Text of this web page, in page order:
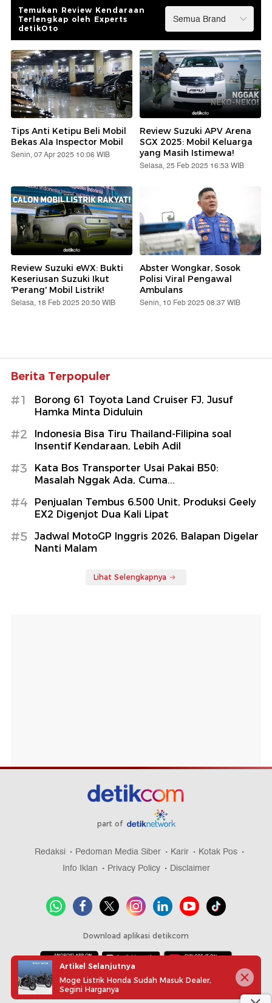
Temukan Review Kendaraan
Terlengkap oleh Experts
detikOto
Tips Anti Ketipu Beli Mobil
Bekas Ala Inspector Mobil
Senin, 07 Apr 2025 10:06 WIB
Review Suzuki APV Arena
SGX 2025: Mobil Keluarga
yang Masih Istimewa!
Selasa, 25 Feb 2025 16:53 WIB
Review Suzuki eWX: Bukti
Keseriusan Suzuki Ikut
'Perang' Mobil Listrik!
Selasa, 18 Feb 2025 20:50 WIB
Abster Wongkar, Sosok
Polisi Viral Pengawal
Ambulans
Senin, 10 Feb 2025 08:37 WIB
Berita Terpopuler
#1
Borong 61 Toyota Land Cruiser FJ, Jusuf
Hamka Minta Diduluin
#2
Indonesia Bisa Tiru Thailand-Filipina soal
Insentif Kendaraan, Lebih Adil
#3
Kata Bos Transporter Usai Pakai B50:
Masalah Nggak Ada, Cuma...
#4
Penjualan Tembus 6.500 Unit, Produksi Geely
EX2 Digenjot Dua Kali Lipat
#5
Jadwal MotoGP Inggris 2026, Balapan Digelar
Nanti Malam
Lihat Selengkapnya
part of
Redaksi Pedoman Media Siber Karir
Kotak Pos
Info Iklan
Privacy Policy Disclaimer
Download aplikasi detikcom
Copyright @ 2026 detikcom, All right reserved
Artikel Selanjutnya
Moge Listrik Honda Sudah Masuk Dealer,
Segini Harganya